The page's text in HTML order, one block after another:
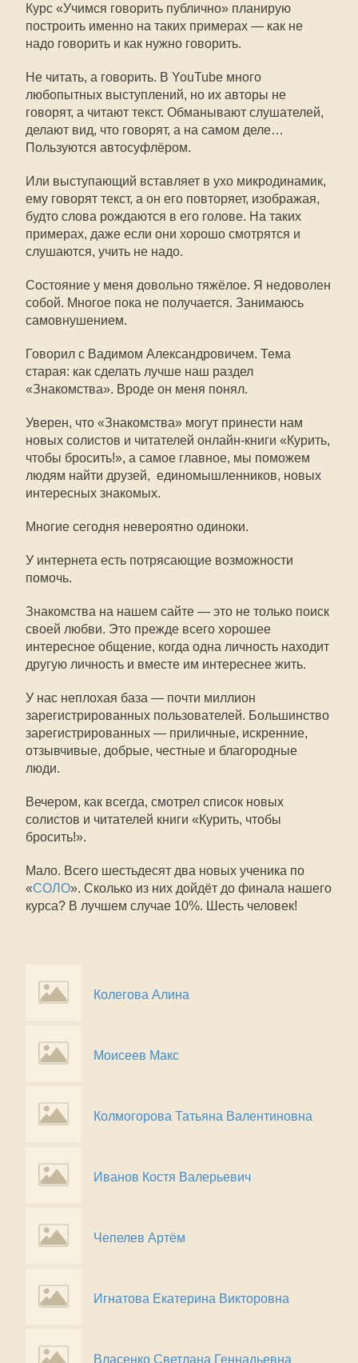
Курс «Учимся говорить публично» планирую
построить именно на таких примерах — как не
надо говорить и как нужно говорить.
Не читать, а говорить. В YouTube много
любопытных выступлений, но их авторы не
говорят, а читают текст. Обманывают слушателей,
делают вид, что говорят, а на самом деле…
Пользуются автосуфлёром.
Или выступающий вставляет в ухо микродинамик,
ему говорят текст, а он его повторяет, изображая,
будто слова рождаются в его голове. На таких
примерах, даже если они хорошо смотрятся и
слушаются, учить не надо.
Состояние у меня довольно тяжёлое. Я недоволен
собой. Многое пока не получается. Занимаюсь
самовнушением.
Говорил с Вадимом Александровичем. Тема
старая: как сделать лучше наш раздел
«Знакомства». Вроде он меня понял.
Уверен, что «Знакомства» могут принести нам
новых солистов и читателей онлайн-книги «Курить,
чтобы бросить!», а самое главное, мы поможем
людям найти друзей, единомышленников, новых
интересных знакомых.
Многие сегодня невероятно одиноки.
У интернета есть потрясающие возможности
помочь.
Знакомства на нашем сайте — это не только поиск
своей любви. Это прежде всего хорошее
интересное общение, когда одна личность находит
другую личность и вместе им интереснее жить.
У нас неплохая база — почти миллион
зарегистрированных пользователей. Большинство
зарегистрированных — приличные, искренние,
отзывчивые, добрые, честные и благородные
люди.
Вечером, как всегда, смотрел список новых
солистов и читателей книги «Курить, чтобы
бросить!».
Мало. Всего шестьдесят два новых ученика по
«СОЛО». Сколько из них дойдёт до финала нашего
курса? В лучшем случае 10%. Шесть человек!
Колегова Алина
Моисеев Макс
Колмогорова Татьяна Валентиновна
Иванов Костя Валерьевич
Чепелев Артём
Игнатова Екатерина Викторовна
Власенко Светлана Геннадьевна